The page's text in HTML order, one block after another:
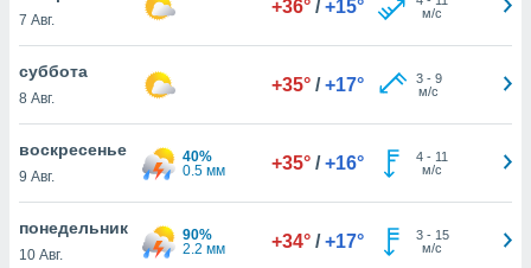
действия
рекламу
нашей
7 Авг.
+36° / +15°
м/с
суббота
8 Авг.
+35° / +17° 3- 9
м/с
воскресенье
9 Авг.
40%
0.5 мм
+35° / +16° 4- 11
м/с
понедельник
10 Авг.
90%
2.2 мм
+34° / +17° 3- 15
м/с